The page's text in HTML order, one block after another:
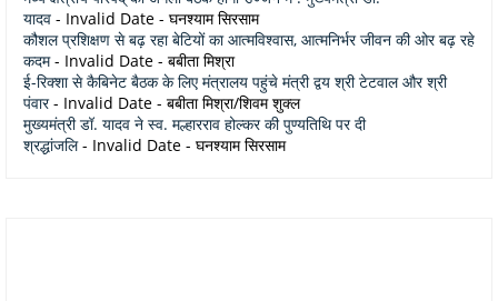
यादव - Invalid Date - घनश्याम सिरसाम
कौशल प्रशिक्षण से बढ़ रहा बेटियों का आत्मविश्वास, आत्मनिर्भर जीवन की ओर बढ़ रहे
कदम- Invalid Date - बबीता मिश्रा
ई-रिक्शा से कैबिनेट बैठक के लिए मंत्रालय पहुंचे मंत्री द्वय श्री टेटवाल और श्री
पंवार- Invalid Date - बबीता मिश्रा/शिवम शुक्ल
मुख्यमंत्री डॉ. यादव ने स्व. मल्हारराव होल्कर की पुण्यतिथि पर दी
श्रद्धांजलि- Invalid Date - घनश्याम सिरसाम